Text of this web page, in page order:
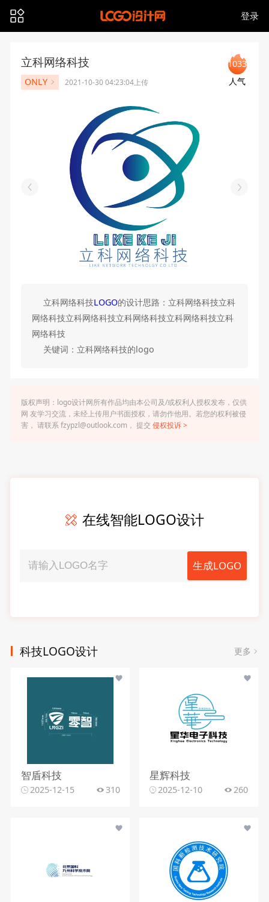
登录
立科网络科技
ONLY 2021-10-30 04:23:04上传
1033
人气
立科网络科技LOGO的设计思路：立科网络科技立科
网络科技立科网络科技立科网络科技立科网络科技立科
网络科技
关键词：立科网络科技的logo
版权声明：logo设计网所有作品均由本公司及/或权利人授权发布，仅供
网 友学习交流，未经上传用户书面授权，请勿作他用。若您的权利被侵
害， 请联系 fzypzl@outlook.com， 提交 侵权投诉 >
在线智能LOGO设计
生成LOGO
科技LOGO设计 更多
智盾科技
2025-12-15 310
星辉科技
2025-12-10 260